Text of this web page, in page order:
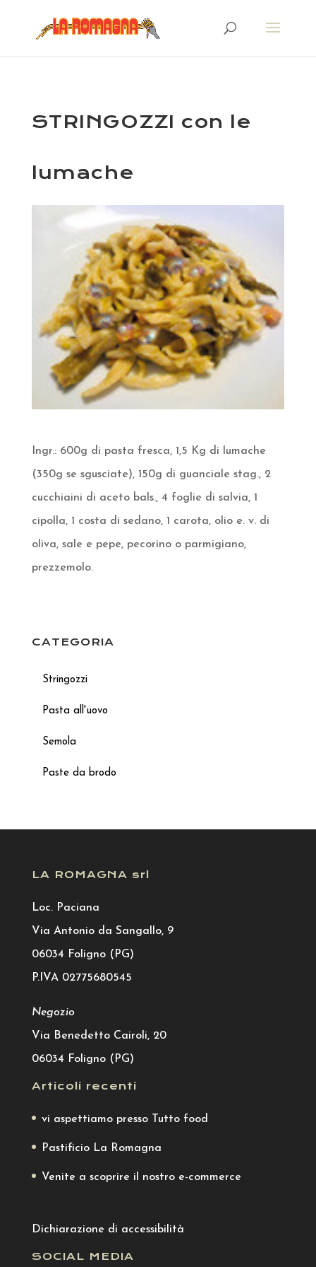
STRINGOZZI con le
lumache
Ingr.: 600g di pasta fresca, 1,5 Kg di lumache
(350g se sgusciate), 150g di guanciale stag., 2
cucchiaini di aceto bals., 4 foglie di salvia, 1
cipolla, 1 costa di sedano, 1 carota, olio e. v. di
oliva, sale e pepe, pecorino o parmigiano,
prezzemolo.
CATEGORIA
Stringozzi
Pasta all'uovo
Semola
Paste da brodo
LA ROMAGNA srl
Loc. Paciana
Via Antonio da Sangallo, 9
06034 Foligno (PG)
P.IVA 02775680545
Negozio
Via Benedetto Cairoli, 20
06034 Foligno (PG)
Articoli recenti
vi aspettiamo presso Tutto food
Pastificio La Romagna
Venite a scoprire il nostro e-commerce
Dichiarazione di accessibilità
SOCIAL MEDIA